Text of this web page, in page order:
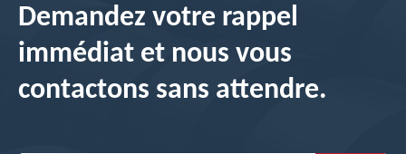
Demandez votre rappel
immédiat et nous vous
contactons sans attendre.